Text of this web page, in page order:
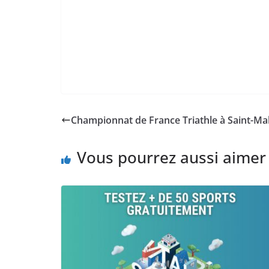
Championnat de France Triathle à Saint-
Vous pourrez aussi aimer